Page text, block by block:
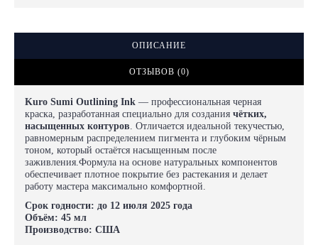
ОПИСАНИЕ
ОТЗЫВОВ (0)
Kuro Sumi Outlining Ink — профессиональная черная
краска, разработанная специально для создания чётких,
насыщенных контуров. Отличается идеальной текучестью,
равномерным распределением пигмента и глубоким чёрным
тоном, который остаётся насыщенным после
заживления.Формула на основе натуральных компонентов
обеспечивает плотное покрытие без растекания и делает
работу мастера максимально комфортной.
Срок годности: до 12 июля 2025 года
Объём: 45 мл
Производство: США